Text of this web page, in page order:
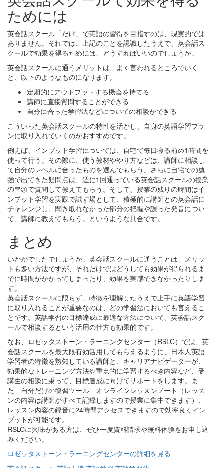
ためには
英会話スクール「だけ」で英語の習得を目指すのは、現実的では
ありません。それでは、上記のことを認識したうえで、英会話ス
クールで効果を得るためには、どうすればいいのでしょうか。
英会話スクールに通うメリットは、よく言われるところでいく
と、以下のようなものになります。
定期的にアウトプットする機会を持てる
講師に直接質問することができる
自分に合った学習法などについての相談ができる
こういった英会話スクールの特性を活かし、自身の英語学習プラ
ンに取り入れていくのがおすすめです。
例えば、インプット学習については、自宅で毎日寝る前の1時間を
使って行う。その際に、使う教材ややり方などは、講師に相談し
て自分のレベルに合ったものを選んでもらう。さらに自宅での勉
強で出てきた疑問点は、週に1回通っている英会話スクールの授業
の冒頭で質問して教えてもらう。そして、授業の残りの時間はイ
ンプット学習を実践で試す場として、積極的に講師との英会話に
チャレンジし、聞き取れなかった部分の把握や誤った発音につい
て、講師に教えてもらう。というような具合です。
まとめ
いかがでしたでしょうか。英会話スクールに通うことは、メリッ
トも多い方法ですが、それだけではどうしても効果が得られるま
でに時間がかかってしまったり、効果を実感できなかったりしま
す。
英会話スクールに限らず、特徴を理解したうえで上手に英語学習
に取り入れることが重要なのは、どの学習法においても言えるこ
とです。英語学習の目標達成に最適な方法について、英会話スク
ールで相談するという活用の仕方も効果的です。
なお、ロゼッタストーン・ラーニングセンター（RSLC）では、英
会話スクールを最大限有効活用してもらえるように、日本人英語
学習者の特徴を熟知している講師と、キャリアナビゲーターが、
効果的なトレーニング方法や重点的に学習するべき内容など、受
講生の相談に乗って、目標達成に向けてサポートをします。ま
た、自分だけの復習ツール、オンラインレッスンノート（レッス
ンの内容は講師がすべて記録しますので授業に集中できます）、
レッスン内容の録音に24時間アクセスできますので効率良くイン
プットが可能です。
RSLCに興味がある方は、ぜひ一度資料請求や無料体験をお申し込
みください。
ロゼッタストーン・ラーニングセンターの詳細を見る